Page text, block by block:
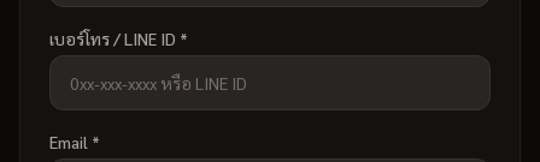
เบอร์โทร / LINE ID *
Email *